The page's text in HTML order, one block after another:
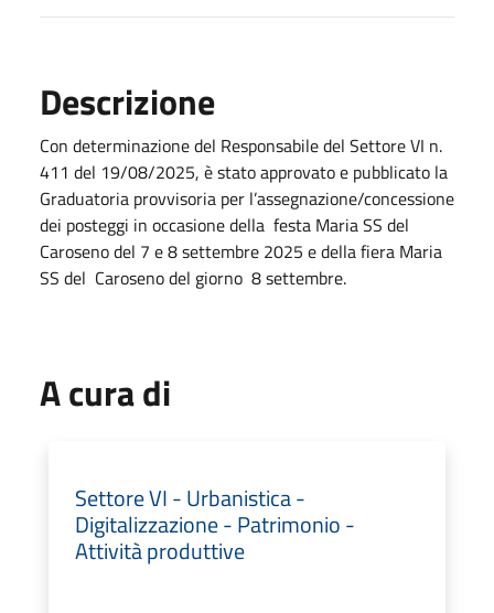
Descrizione
Con determinazione del Responsabile del Settore VI n.
411 del 19/08/2025, è stato approvato e pubblicato la
Graduatoria provvisoria per l’assegnazione/concessione
dei posteggi in occasione della festa Maria SS del
Caroseno del 7 e 8 settembre 2025 e della fiera Maria
SS del Caroseno del giorno 8 settembre.
A cura di
Settore VI - Urbanistica -
Digitalizzazione - Patrimonio -
Attività produttive